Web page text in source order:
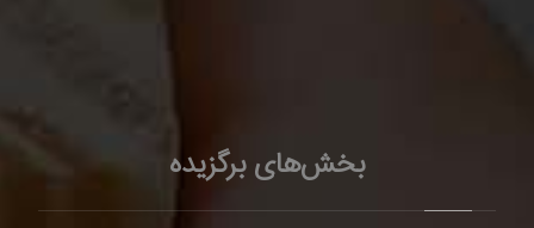
بخش‌های برگزیده